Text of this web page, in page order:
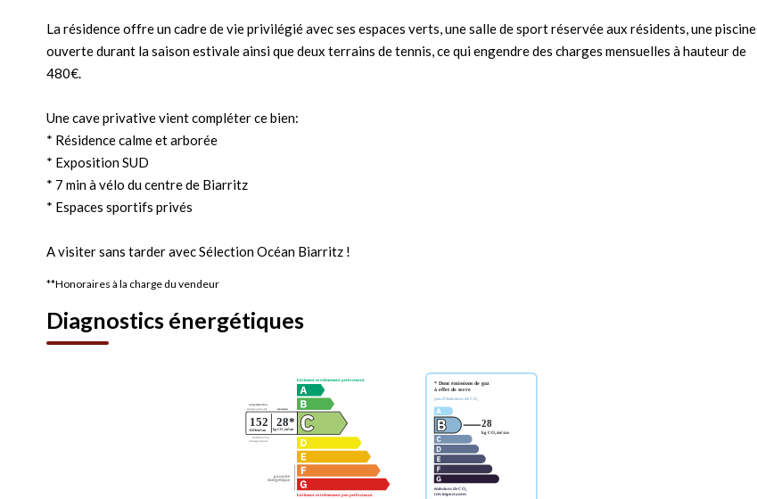
La résidence offre un cadre de vie privilégié avec ses espaces verts, une salle de sport réservée aux résidents, une piscine
ouverte durant la saison estivale ainsi que deux terrains de tennis, ce qui engendre des charges mensuelles à hauteur de
480€.
Une cave privative vient compléter ce bien:
* Résidence calme et arborée
* Exposition SUD
* 7 min à vélo du centre de Biarritz
* Espaces sportifs privés
A visiter sans tarder avec Sélection Océan Biarritz !
**Honoraires à la charge du vendeur
Diagnostics énergétiques